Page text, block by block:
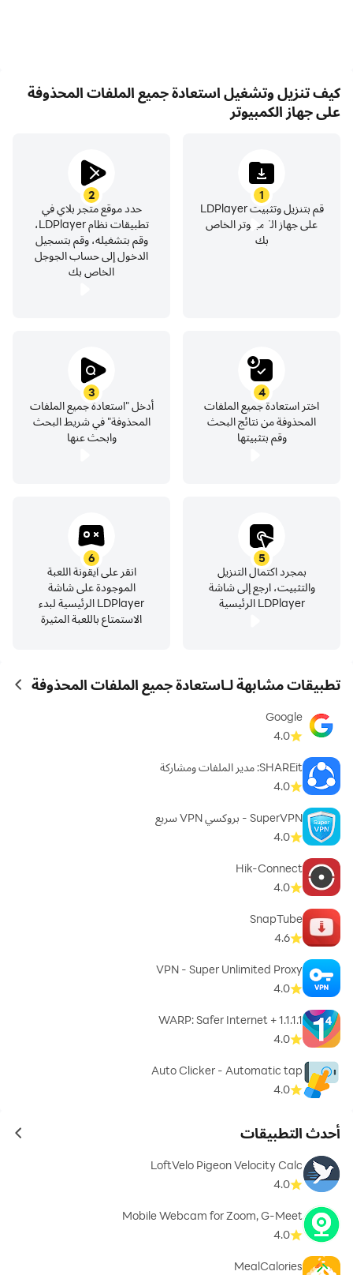
كيف تنزيل وتشغيل استعادة جميع الملفات المحذوفة
على جهاز الكمبيوتر
1
قم بتنزيل وتثبيت LDPlayer
على جهاز الكمبيوتر الخاص
بك
2
حدد موقع متجر بلاي في
تطبيقات نظام LDPlayer،
وقم بتشغيله، وقم بتسجيل
الدخول إلى حساب الجوجل
الخاص بك
3
أدخل "استعادة جميع الملفات
المحذوفة" في شريط البحث
وابحث عنها
4
اختر استعادة جميع الملفات
المحذوفة من نتائج البحث
وقم بتثبيتها
5
بمجرد اكتمال التنزيل
والتثبيت، ارجع إلى شاشة
LDPlayer الرئيسية
6
انقر على أيقونة اللعبة
الموجودة على شاشة
LDPlayer الرئيسية لبدء
الاستمتاع باللعبة المثيرة
تطبيقات مشابهة لـاستعادة جميع الملفات المحذوفة
Google
4.0
SHAREit: مدير الملفات ومشاركة
4.0
SuperVPN - بروكسي VPN سريع
4.0
Hik-Connect
4.0
SnapTube
4.6
VPN - Super Unlimited Proxy
4.0
1.1.1.1 + WARP: Safer Internet
4.0
Auto Clicker - Automatic tap
4.0
أحدث التطبيقات
LoftVelo Pigeon Velocity Calc
4.0
Mobile Webcam for Zoom, G-Meet
4.0
MealCalories